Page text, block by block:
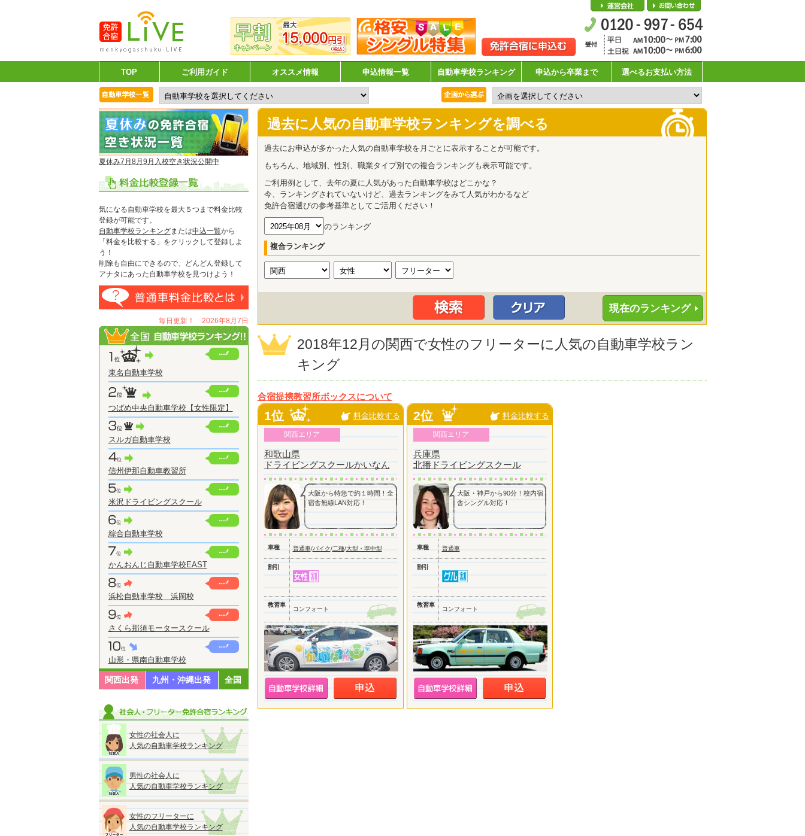
会社概要
TOP ご利用ガイド オススメ情報 申込情報一覧 自動車学校ランキング 申込から卒業まで 選べるお支払い方法
夏休み7月8月9月入校空き状況公開中
気になる自動車学校を最大５つまで料金比較
登録が可能です。
自動車学校ランキングまたは申込一覧から
「料金を比較する」をクリックして登録しよ
う！
削除も自由にできるので、どんどん登録して
アナタにあった自動車学校を見つけよう！
毎日更新！ 2026年8月7日
東名自動車学校
つばめ中央自動車学校【女性限定】
スルガ自動車学校
信州伊那自動車教習所
米沢ドライビングスクール
綜合自動車学校
かんおんじ自動車学校EAST
浜松自動車学校 浜岡校
さくら那須モータースクール
山形・県南自動車学校
関西出発 九州・沖縄出発 全国
女性の社会人に
人気の自動車学校ランキング
男性の社会人に
人気の自動車学校ランキング
女性のフリーターに
人気の自動車学校ランキング
過去に人気の自動車学校ランキングを調べる
過去にお申込が多かった人気の自動車学校を月ごとに表示することが可能です。
もちろん、地域別、性別、職業タイプ別での複合ランキングも表示可能です。
ご利用例として、去年の夏に人気があった自動車学校はどこかな？
今、ランキングされていないけど、過去ランキングをみて人気がわかるなど
免許合宿選びの参考基準としてご活用ください！
のランキング
複合ランキング
現在のランキング
2018年12月の関西で女性のフリーターに人気の自動車学校ラン
キング
合宿提携教習所ボックスについて
1位 料金比較する
関西エリア
和歌山県
ドライビングスクールかいなん
大阪から特急で約１時間！全
宿舎無線LAN対応！
車種 普通車/バイク/二種/大型・準中型
割引
教習車
コンフォート
2位 料金比較する
関西エリア
兵庫県
北播ドライビングスクール
大阪・神戸から90分！校内宿
舎シングル対応！
車種 普通車
割引
教習車
コンフォート